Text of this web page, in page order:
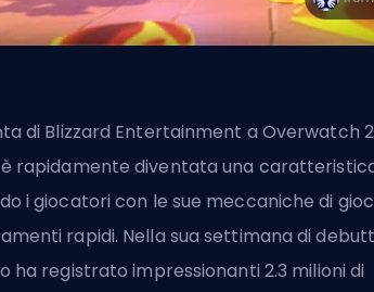
di Blizzard Entertainment a Overwatch
rapidamente diventata una
i giocatori con le sue meccaniche di
rapidi. Nella sua settimana di
ha registrato impressionanti 2.3 milioni di